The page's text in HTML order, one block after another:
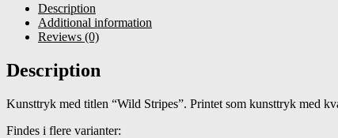
Description
Additional information
Reviews (0)
Description
Kunsttryk med titlen “Wild Stripes”. Printet som kunsttryk med
Findes i flere varianter: